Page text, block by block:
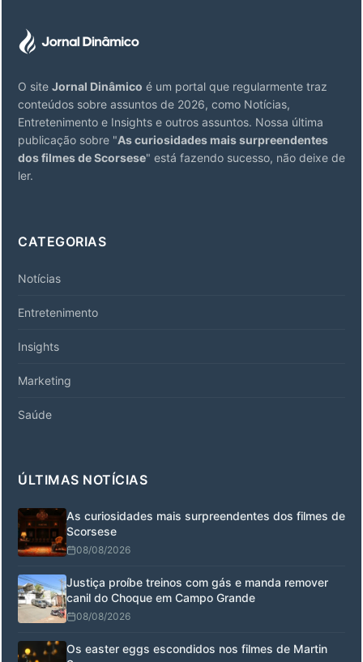
O site Jornal Dinâmico é um portal que regularmente traz
conteúdos sobre assuntos de 2026, como Notícias,
Entretenimento e Insights e outros assuntos. Nossa última
publicação sobre "As curiosidades mais surpreendentes
dos filmes de Scorsese" está fazendo sucesso, não deixe de
ler.
CATEGORIAS
Notícias
Entretenimento
Insights
Marketing
Saúde
ÚLTIMAS NOTÍCIAS
As curiosidades mais surpreendentes dos filmes de
Scorsese
08/08/2026
Justiça proíbe treinos com gás e manda remover
canil do Choque em Campo Grande
08/08/2026
Os easter eggs escondidos nos filmes de Martin